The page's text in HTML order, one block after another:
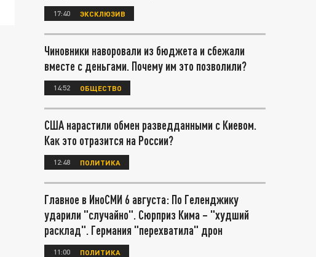
17:40 ЭКСКЛЮЗИВ
Чиновники наворовали из бюджета и сбежали
вместе с деньгами. Почему им это позволили?
14:52 ОБЩЕСТВО
США нарастили обмен разведданными с Киевом.
Как это отразится на России?
12:48 ПОЛИТИКА
Главное в ИноСМИ 6 августа: По Геленджику
ударили "случайно". Сюрприз Кима – "худший
расклад". Германия "перехватила" дрон
11:00 ПОЛИТИКА